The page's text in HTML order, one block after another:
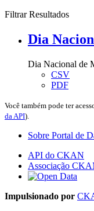
Filtrar Resultados
Dia
Dia Nacional de
CSV
PDF
Você também pode ter
da API).
Sobre Portal de
API do CKAN
Associação
Impulsionado por